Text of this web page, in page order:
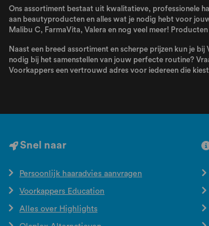
Ons assortiment bestaat uit kwalitatieve, professionele
aan beautyproducten en alles wat je nodig hebt voor
Malibu C, FarmaVita, Valera en nog veel meer!
Naast een breed assortiment en scherpe prijzen kun je
nodig bij het samenstellen van jouw perfecte routine?
Voorkappers een vertrouwd adres voor iedereen die
Snel naar
Persoonlijk haaradvies aanvragen
Voorkappers Education
Alles over Highlights